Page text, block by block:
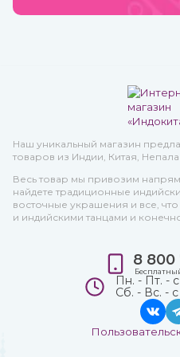
Наш уникальный магазин
товаров из Индии, Китая,
Весь товар мы привозим
найдете традиционные
восточные украшения и все,
и индийскими танцами и
8 800
Пн. - Пт. -
Сб. - Вс. -